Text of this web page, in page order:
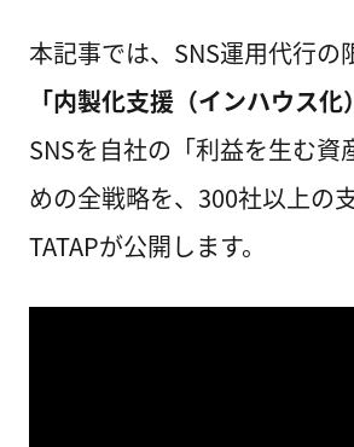
本記事では、SNS運用代行の
「内製化支援（インハウス化
SNSを自社の「利益を生む資
めの全戦略を、300社以上の
TATAPが公開します。